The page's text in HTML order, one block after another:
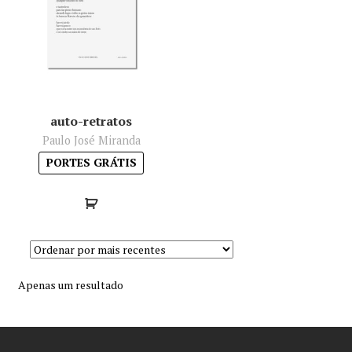
Minha conta
Política de privacidade
Mapa do site
auto-retratos
Paulo José Miranda
PORTES GRÁTIS
Apenas um resultado